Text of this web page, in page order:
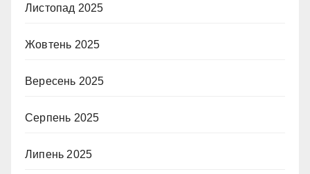
Листопад 2025
Жовтень 2025
Вересень 2025
Серпень 2025
Липень 2025